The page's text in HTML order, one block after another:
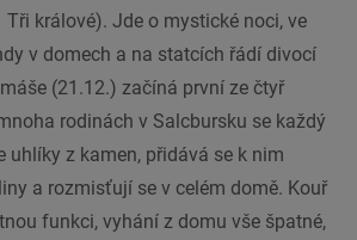
králové). Jde o mystické noci, ve
v domech a na statcích řádí divocí
(21.12.) začíná první ze čtyř
rodinách v Salcbursku se každý
uhlíky z kamen, přidává se k nim
a rozmisťují se v celém domě. Kouř
funkci, vyhání z domu vše špatné,